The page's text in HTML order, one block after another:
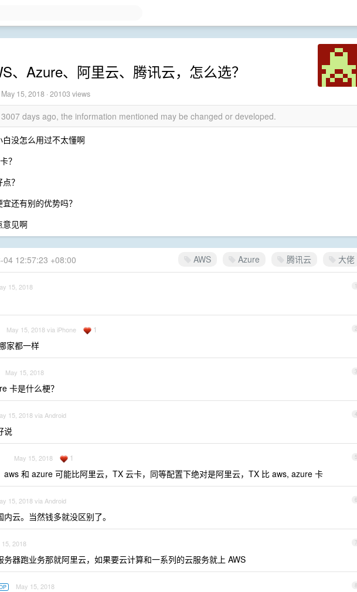
、Azure、阿里云、腾讯云，怎么选？
May 15, 2018 · 20103 views
days ago, the information mentioned may be changed or developed.
没怎么用过不太懂啊
？
？
还有别的优势吗？
意见啊
AWS Azure 腾讯云 大佬
04 12:57:23 +08:00
1
15, 2018
2
May 15, 2018 via iPhone 1
家都一样
3
May 15, 2018
卡是什么梗？
4
15, 2018 via Android
说
5
May 15, 2018 1
aws 和 azure 可能比阿里云，TX 云卡，同等配置下绝对是阿里云，TX 比 aws, azure 卡
6
15, 2018 via Android
云。当然钱多就没区别了。
7
15, 2018
务器跑业务那就阿里云，如果要云计算和一系列的云服务就上 AWS
8
May 15, 2018